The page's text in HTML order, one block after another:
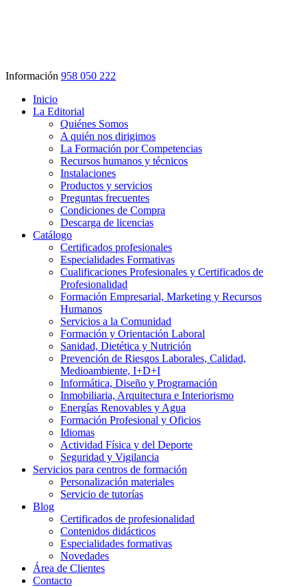
Información 958 050 222
Inicio
La Editorial
Quiénes Somos
A quién nos dirigimos
La Formación por Competencias
Recursos humanos y técnicos
Instalaciones
Productos y servicios
Preguntas frecuentes
Condiciones de Compra
Descarga de licencias
Catálogo
Certificados profesionales
Especialidades Formativas
Cualificaciones Profesionales y Certificados de
Profesionalidad
Formación Empresarial, Marketing y Recursos
Humanos
Servicios a la Comunidad
Formación y Orientación Laboral
Sanidad, Dietética y Nutrición
Prevención de Riesgos Laborales, Calidad,
Medioambiente, I+D+I
Informática, Diseño y Programación
Inmobiliaria, Arquitectura e Interiorismo
Energías Renovables y Agua
Formación Profesional y Oficios
Idiomas
Actividad Física y del Deporte
Seguridad y Vigilancia
Servicios para centros de formación
Personalización materiales
Servicio de tutorías
Blog
Certificados de profesionalidad
Contenidos didácticos
Especialidades formativas
Novedades
Área de Clientes
Contacto